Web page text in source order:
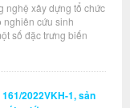
nghệ xây dựng tổ chức
nghiên cứu sinh
số đặc trưng biến
2022VKH-1, sản